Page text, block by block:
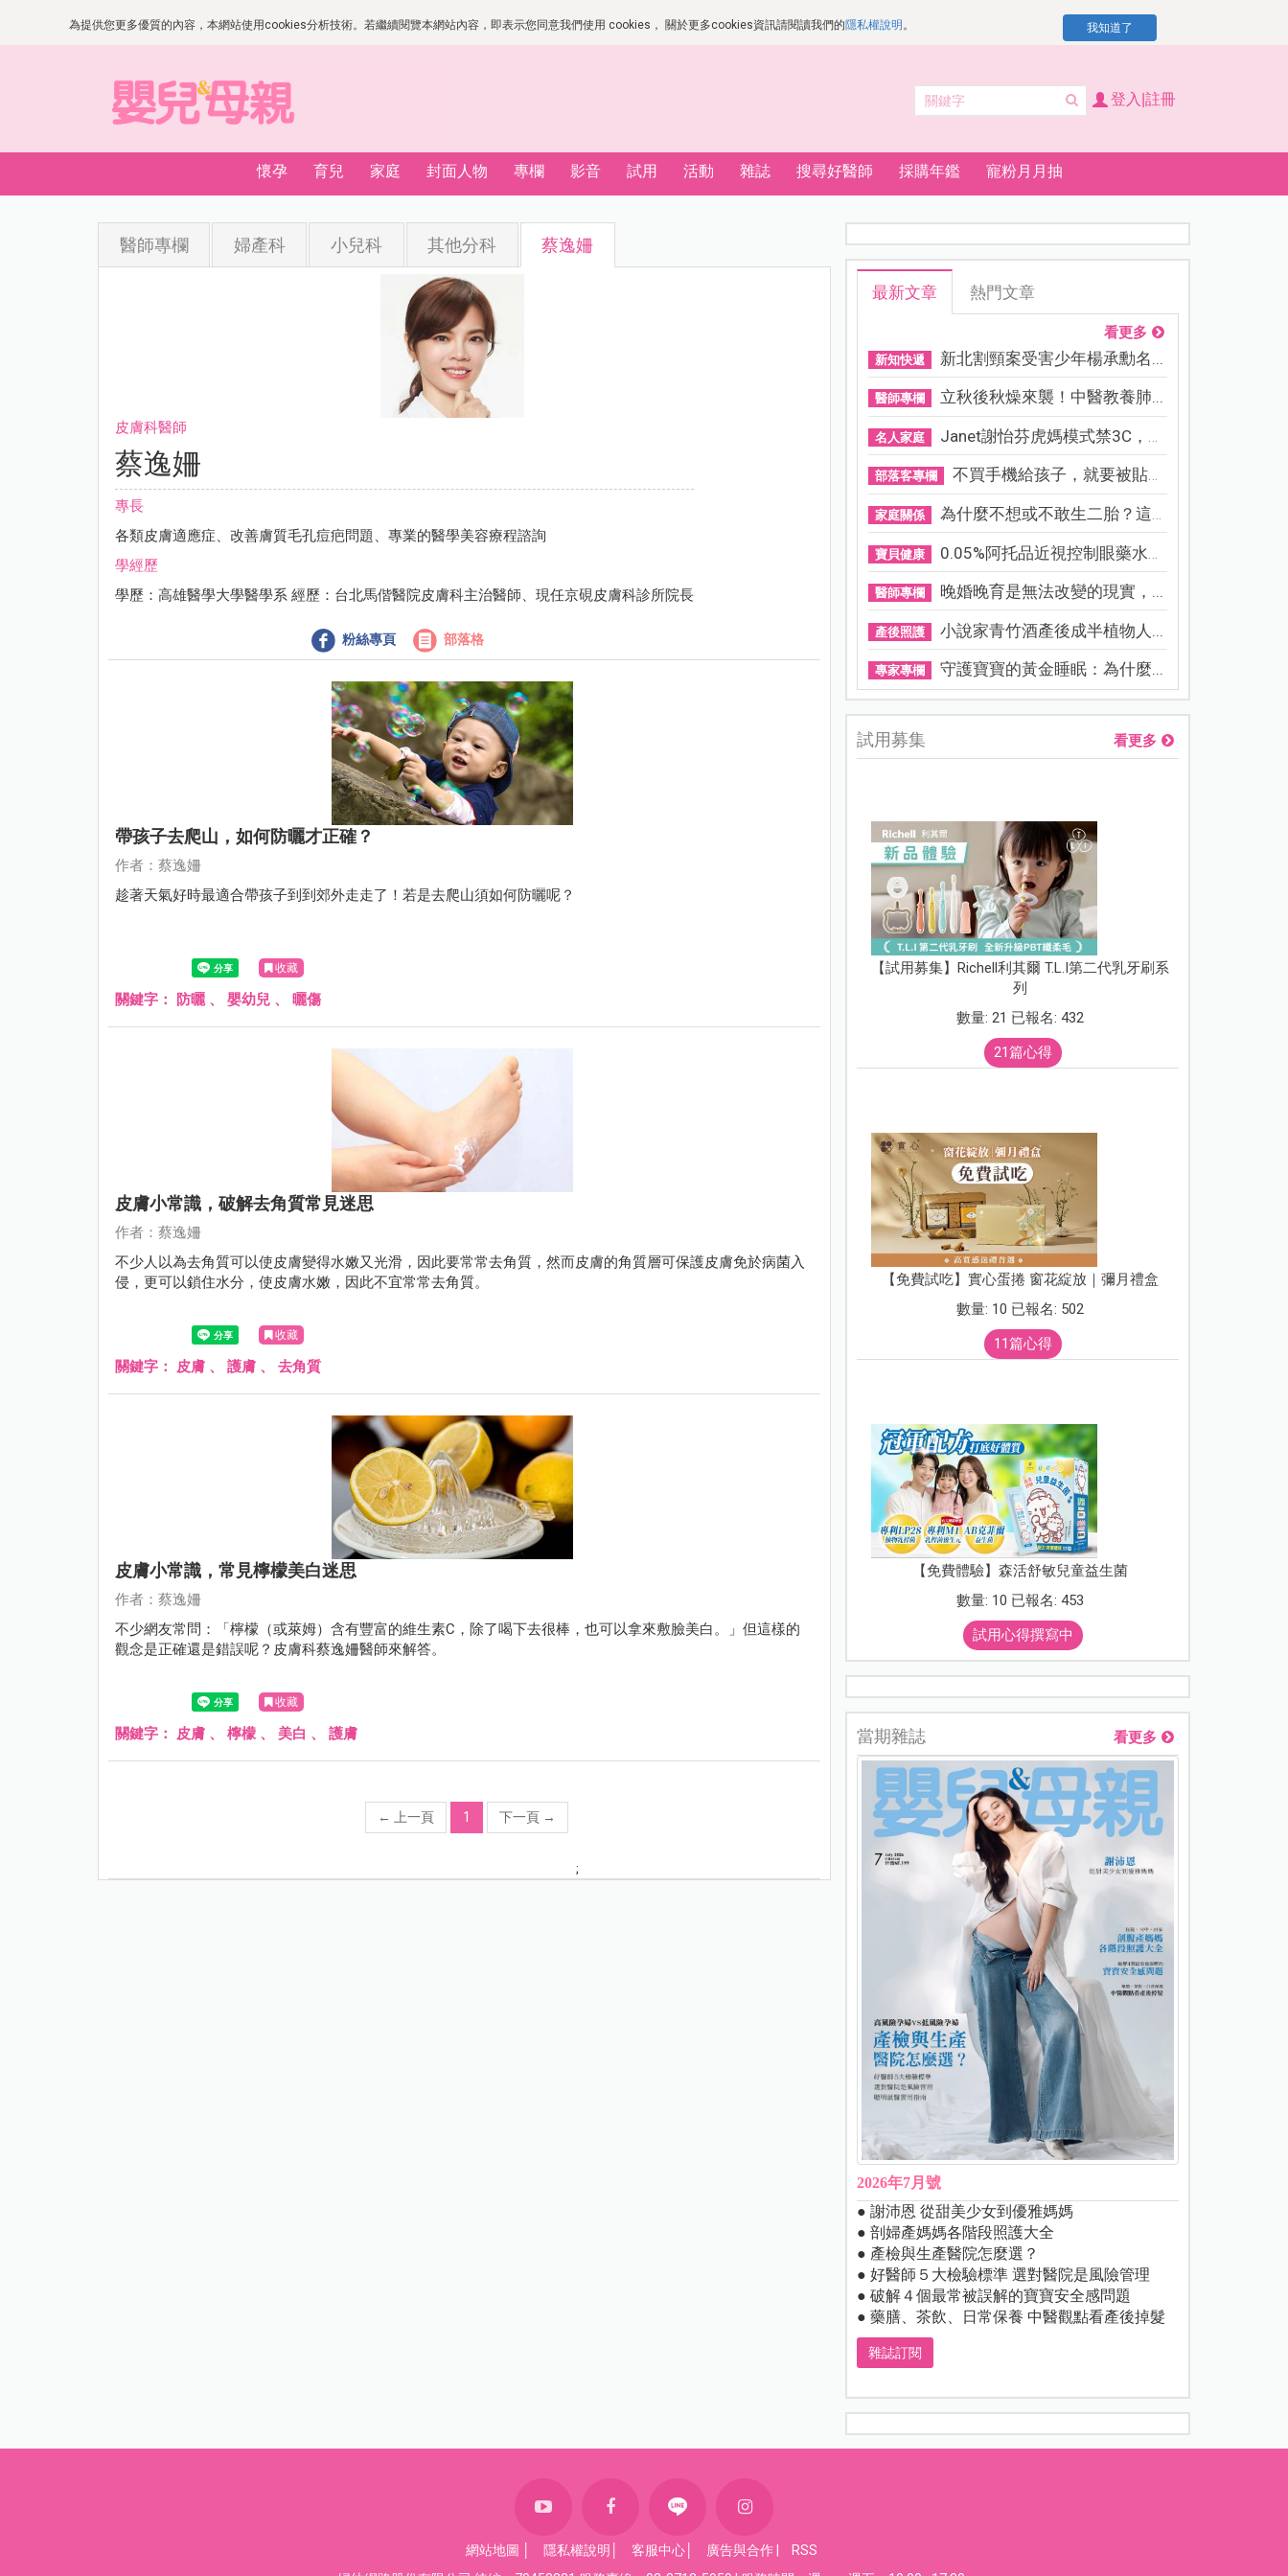
為提供您更多優質的內容，本網站使用cookies分析技術。若繼續閱覽本網站內容，即表示您同意我們使用 cookies， 關於更多cookies資訊請閱讀我們的隱私權說明 。 我知道了
登入|註冊
懷孕 育兒 家庭 封面人物 專欄 影音 試用 活動 雜誌 搜尋好醫師 採購年鑑 寵粉月月抽
醫師專欄 婦產科 小兒科 其他分科 蔡逸姍
皮膚科醫師
蔡逸姍
專長
各類皮膚適應症、改善膚質毛孔痘疤問題、專業的醫學美容療程諮詢
學經歷
學歷：高雄醫學大學醫學系 經歷：台北馬偕醫院皮膚科主治醫師、現任京硯皮膚科診所院長
粉絲專頁 部落格
帶孩子去爬山，如何防曬才正確？
作者：蔡逸姍
趁著天氣好時最適合帶孩子到到郊外走走了！若是去爬山須如何防曬呢？
收藏
關鍵字： 防曬、 嬰幼兒 、 曬傷
皮膚小常識，破解去角質常見迷思
作者：蔡逸姍
不少人以為去角質可以使皮膚變得水嫩又光滑，因此要常常去角質，然而皮膚的角質層可保護皮膚免於病菌入
侵，更可以鎖住水分，使皮膚水嫩，因此不宜常常去角質。
收藏
關鍵字： 皮膚 、 護膚 、 去角質
皮膚小常識，常見檸檬美白迷思
作者：蔡逸姍
不少網友常問：「檸檬（或萊姆）含有豐富的維生素C，除了喝下去很棒，也可以拿來敷臉美白。」但這樣的
觀念是正確還是錯誤呢？皮膚科蔡逸姍醫師來解答。
收藏
關鍵字： 皮膚 、 檸檬 、 美白 、 護膚
← 上一頁 1 下一頁 →
;
最新文章 熱門文章
看更多
新知快遞 新北割頸案受害少年楊承勳名...
醫師專欄 立秋後秋燥來襲！中醫教養肺...
名人家庭 Janet謝怡芬虎媽模式禁3C，看...
部落客專欄 不買手機給孩子，就要被貼「...
家庭關係 為什麼不想或不敢生二胎？這8...
寶貝健康 0.05%阿托品近視控制眼藥水納...
醫師專欄 晚婚晚育是無法改變的現實，...
產後照護 小說家青竹酒產後成半植物人...
專家專欄 守護寶寶的黃金睡眠：為什麼...
試用募集 看更多
【試用募集】Richell利其爾 T.L.I第二代乳牙刷系
列
數量: 21 已報名: 432
21篇心得
【免費試吃】實心蛋捲 窗花綻放｜彌月禮盒
數量: 10 已報名: 502
11篇心得
【免費體驗】森活舒敏兒童益生菌
數量: 10 已報名: 453
試用心得撰寫中
當期雜誌 看更多
2026年7月號
● 謝沛恩 從甜美少女到優雅媽媽
● 剖婦產媽媽各階段照護大全
● 產檢與生產醫院怎麼選？
● 好醫師５大檢驗標準 選對醫院是風險管理
● 破解４個最常被誤解的寶寶安全感問題
● 藥膳、茶飲、日常保養 中醫觀點看產後掉髮
雜誌訂閱
網站地圖 隱私權說明 客服中心 廣告與合作
RSS